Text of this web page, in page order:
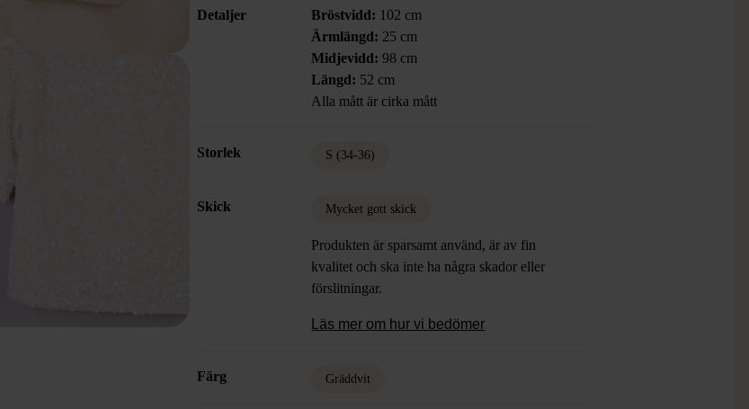
Detaljer Bröstvidd: 102 cm
Ärmlängd: 25 cm
Midjevidd: 98 cm
Längd: 52 cm
Alla mått är cirka mått
Storlek S (34-36)
Skick Mycket gott skick
Produkten är sparsamt använd, är av fin
kvalitet och ska inte ha några skador eller
förslitningar.
Läs mer om hur vi bedömer
Färg Gräddvit